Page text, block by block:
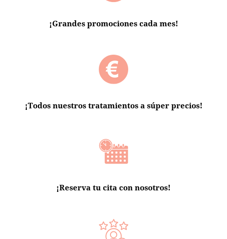
¡Grandes promociones cada mes!
¡Todos nuestros tratamientos a súper precios!
¡Reserva tu cita con nosotros!